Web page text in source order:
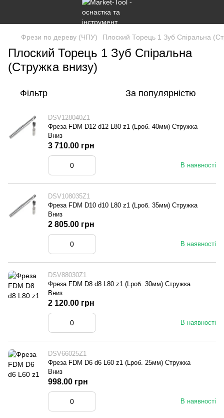
Фрези по дереву (ЧПУ) Плоский Торець 1 Зуб Спіральна
Плоский Торець 1 Зуб Спіральна
(Стружка внизу)
Фільтр За популярністю
DSV128040Z1
Фреза FDM D12 d12 L80 z1 (Lроб. 40мм) Стружка
Вниз
В наявності
3 710.00 грн
DSV108035Z1
Фреза FDM D10 d10 L80 z1 (Lроб. 35мм) Стружка
Вниз
В наявності
2 805.00 грн
DSV88030Z1
Фреза FDM D8 d8 L80 z1 (Lроб. 30мм) Стружка
Вниз
В наявності
2 120.00 грн
DSV66025Z1
Фреза FDM D6 d6 L60 z1 (Lроб. 25мм) Стружка
Вниз
В наявності
998.00 грн